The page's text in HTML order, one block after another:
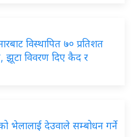
विस्थापित ७० प्रतिशत
झूटा विवरण दिए कैद र
भेलालाई देउवाले सम्बोधन गर्ने